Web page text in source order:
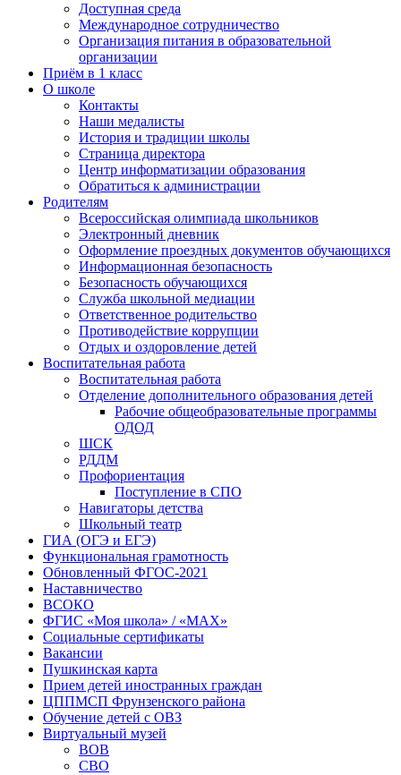
Доступная среда
Международное сотрудничество
Организация питания в образовательной
организации
Приём в 1 класс
О школе
Контакты
Наши медалисты
История и традиции школы
Страница директора
Центр информатизации образования
Обратиться к администрации
Родителям
Всероссийская олимпиада школьников
Электронный дневник
Оформление проездных документов обучающихся
Информационная безопасность
Безопасность обучающихся
Служба школьной медиации
Ответственное родительство
Противодействие коррупции
Отдых и оздоровление детей
Воспитательная работа
Воспитательная работа
Отделение дополнительного образования детей
Рабочие общеобразовательные программы
ОДОД
ШСК
РДДМ
Профориентация
Поступление в СПО
Навигаторы детства
Школьный театр
ГИА (ОГЭ и ЕГЭ)
Функциональная грамотность
Обновленный ФГОС-2021
Наставничество
ВСОКО
ФГИС «Моя школа» / «MAX»
Социальные сертификаты
Вакансии
Пушкинская карта
Прием детей иностранных граждан
ЦППМСП Фрунзенского района
Обучение детей с ОВЗ
Виртуальный музей
ВОВ
СВО